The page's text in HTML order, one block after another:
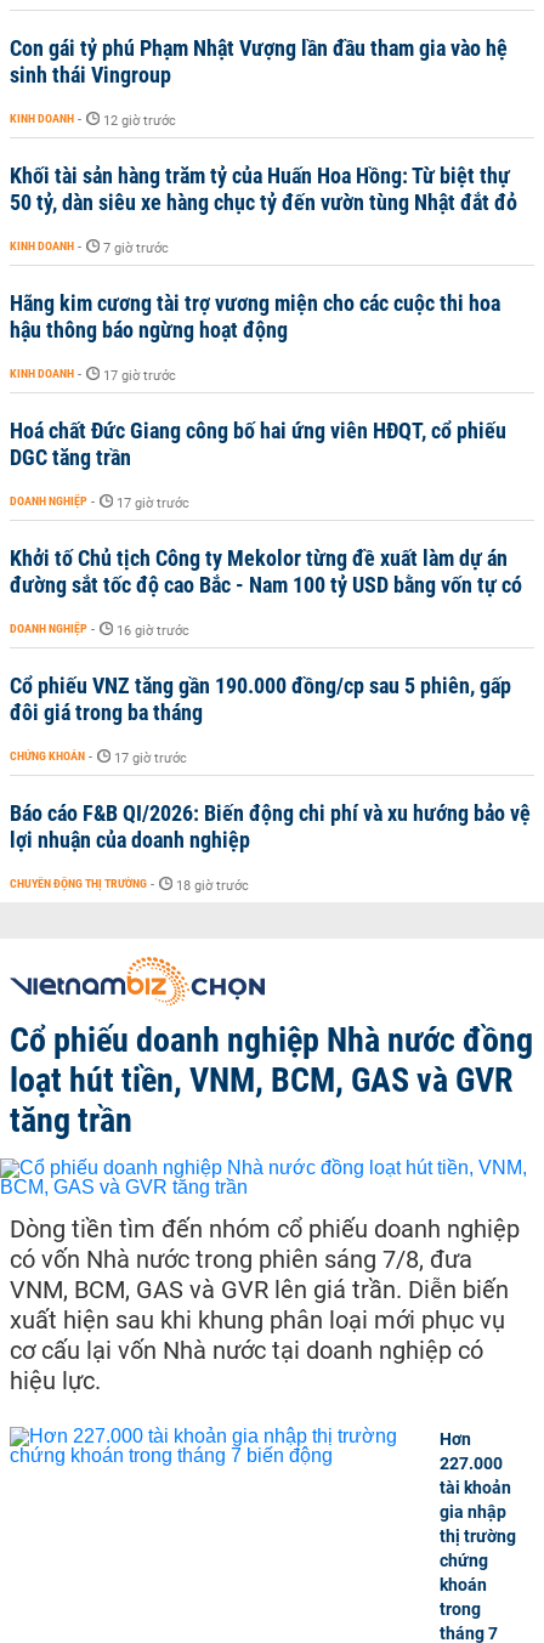
Con gái tỷ phú Phạm Nhật Vượng lần đầu tham gia vào hệ
sinh thái Vingroup
KINH DOANH - 12 giờ trước
Khối tài sản hàng trăm tỷ của Huấn Hoa Hồng: Từ biệt thự
50 tỷ, dàn siêu xe hàng chục tỷ đến vườn tùng Nhật đắt đỏ
KINH DOANH - 7 giờ trước
Hãng kim cương tài trợ vương miện cho các cuộc thi hoa
hậu thông báo ngừng hoạt động
KINH DOANH - 17 giờ trước
Hoá chất Đức Giang công bố hai ứng viên HĐQT, cổ phiếu
DGC tăng trần
DOANH NGHIỆP - 17 giờ trước
Khởi tố Chủ tịch Công ty Mekolor từng đề xuất làm dự án
đường sắt tốc độ cao Bắc - Nam 100 tỷ USD bằng vốn tự có
DOANH NGHIỆP - 16 giờ trước
Cổ phiếu VNZ tăng gần 190.000 đồng/cp sau 5 phiên, gấp
đôi giá trong ba tháng
CHỨNG KHOÁN - 17 giờ trước
Báo cáo F&B QI/2026: Biến động chi phí và xu hướng bảo vệ
lợi nhuận của doanh nghiệp
CHUYỂN ĐỘNG THỊ TRƯỜNG - 18 giờ trước
Cổ phiếu doanh nghiệp Nhà nước đồng
loạt hút tiền, VNM, BCM, GAS và GVR
tăng trần
Dòng tiền tìm đến nhóm cổ phiếu doanh nghiệp
có vốn Nhà nước trong phiên sáng 7/8, đưa
VNM, BCM, GAS và GVR lên giá trần. Diễn biến
xuất hiện sau khi khung phân loại mới phục vụ
cơ cấu lại vốn Nhà nước tại doanh nghiệp có
hiệu lực.
Hơn
227.000
tài khoản
gia nhập
thị trường
chứng
khoán
trong
tháng 7